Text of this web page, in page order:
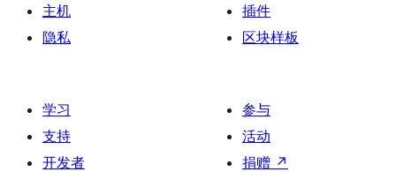
主机
隐私
插件
区块样板
学习
支持
开发者
参与
活动
捐赠 ↗